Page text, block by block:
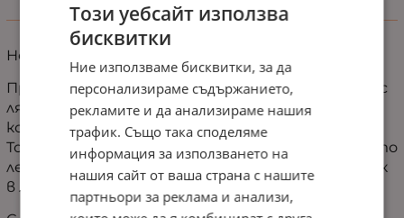
Информация
Нежност и свежест за всяка лятна нощ
Превърни спалнята си в оазис на спокойствие с
лятната завивка "Елинор" в ефирната
комбинация от прасковено розово и екрю.
Топлият ѝ нюанс създава усещане за уют, докато
леката структура я прави идеалният спътник
в летните вечери.
Този уебсайт използва
бисквитки
Ние използваме бисквитки, за да
персонализираме съдържанието,
рекламите и да анализираме нашия
трафик. Също така споделяме
информация за използването на
нашия сайт от ваша страна с нашите
партньори за реклама и анализи,